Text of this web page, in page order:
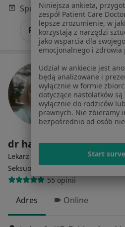
Poproś o wizytę
dr hab. Monika
Lekarz wykonujący zabiegi
Seksuolog·Więcej
55 opinii
Adres Online
Niniejsza ankieta,
zespół Patient Care
lepsze zrozumienie, w
korzystają z narzędzi
jako wsparcia dla
emocjonalnego i zdrowia
Udział w ankiecie jest
będą analizowane i
wyłącznie w formie
dotyczące nastolatków są
wyłącznie do rodziców
prawnych. Nie zbieramy
bezpośrednio od osób
Start